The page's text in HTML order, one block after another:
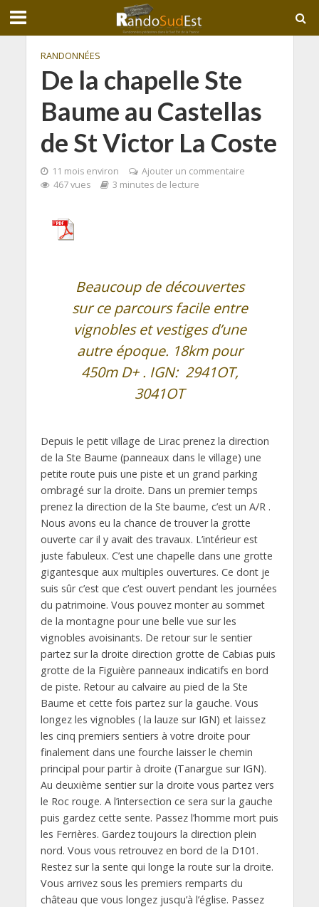
RANDONNÉES
De la chapelle Ste
Baume au Castellas
de St Victor La Coste
11 mois environ
Ajouter un commentaire
467 vues
3 minutes de lecture
Beaucoup de découvertes
sur ce parcours facile entre
vignobles et vestiges d’une
autre époque. 18km pour
450m D+ . IGN: 2941OT,
3041OT
Depuis le petit village de Lirac prenez la direction
de la Ste Baume (panneaux dans le village) une
petite route puis une piste et un grand parking
ombragé sur la droite. Dans un premier temps
prenez la direction de la Ste baume, c’est un A/R .
Nous avons eu la chance de trouver la grotte
ouverte car il y avait des travaux. L’intérieur est
juste fabuleux. C’est une chapelle dans une grotte
gigantesque aux multiples ouvertures. Ce dont je
suis sûr c’est que c’est ouvert pendant les journées
du patrimoine. Vous pouvez monter au sommet
de la montagne pour une belle vue sur les
vignobles avoisinants. De retour sur le sentier
partez sur la droite direction grotte de Cabias puis
grotte de la Figuière panneaux indicatifs en bord
de piste. Retour au calvaire au pied de la Ste
Baume et cette fois partez sur la gauche. Vous
longez les vignobles ( la lauze sur IGN) et laissez
les cinq premiers sentiers à votre droite pour
finalement dans une fourche laisser le chemin
principal pour partir à droite (Tanargue sur IGN).
Au deuxième sentier sur la droite vous partez vers
le Roc rouge. A l’intersection ce sera sur la gauche
puis gardez cette sente. Passez l’homme mort puis
les Ferrières. Gardez toujours la direction plein
nord. Vous vous retrouvez en bord de la D101.
Restez sur la sente qui longe la route sur la droite.
Vous arrivez sous les premiers remparts du
château que vous longez jusqu’à l’église. Passez